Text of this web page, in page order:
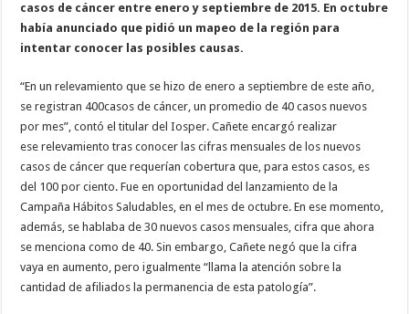
casos de cáncer entre enero y septiembre de 2015. En octubre
había anunciado que pidió un mapeo de la región para
intentar conocer las posibles causas.
“En un relevamiento que se hizo de enero a septiembre de este año,
se registran 400casos de cáncer, un promedio de 40 casos nuevos
por mes”, contó el titular del Iosper. Cañete encargó realizar
ese relevamiento tras conocer las cifras mensuales de los nuevos
casos de cáncer que requerían cobertura que, para estos casos, es
del 100 por ciento. Fue en oportunidad del lanzamiento de la
Campaña Hábitos Saludables, en el mes de octubre. En ese momento,
además, se hablaba de 30 nuevos casos mensuales, cifra que ahora
se menciona como de 40. Sin embargo, Cañete negó que la cifra
vaya en aumento, pero igualmente “llama la atención sobre la
cantidad de afiliados la permanencia de esta patología”.